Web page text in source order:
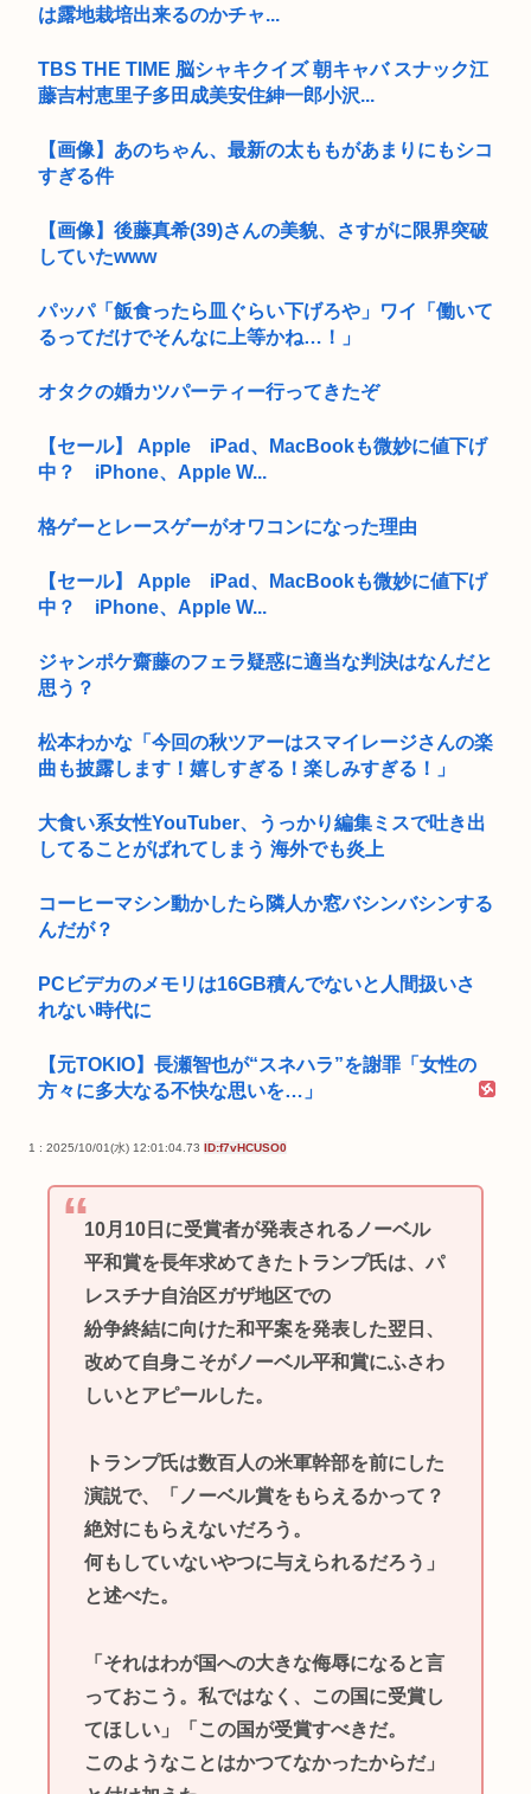
は露地栽培出来るのかチャ...
TBS THE TIME 脳シャキクイズ 朝キャバ スナック江
藤吉村恵里子多田成美安住紳一郎小沢...
【画像】あのちゃん、最新の太ももがあまりにもシコ
すぎる件
【画像】後藤真希(39)さんの美貌、さすがに限界突破
していたwww
パッパ「飯食ったら皿ぐらい下げろや」ワイ「働いて
るってだけでそんなに上等かね…！」
オタクの婚カツパーティー行ってきたぞ
【セール】 Apple iPad、MacBookも微妙に値下げ
中？ iPhone、Apple W...
格ゲーとレースゲーがオワコンになった理由
【セール】 Apple iPad、MacBookも微妙に値下げ
中？ iPhone、Apple W...
ジャンポケ齋藤のフェラ疑惑に適当な判決はなんだと
思う？
松本わかな「今回の秋ツアーはスマイレージさんの楽
曲も披露します！嬉しすぎる！楽しみすぎる！」
大食い系女性YouTuber、うっかり編集ミスで吐き出
してることがばれてしまう 海外でも炎上
コーヒーマシン動かしたら隣人か窓バシンバシンする
んだが？
PCビデカのメモリは16GB積んでないと人間扱いさ
れない時代に
【元TOKIO】長瀬智也が“スネハラ”を謝罪「女性の
方々に多大なる不快な思いを…」
1 : 2025/10/01(水) 12:01:04.73 ID:f7vHCUSO0
10月10日に受賞者が発表されるノーベル
平和賞を長年求めてきたトランプ氏は、パ
レスチナ自治区ガザ地区での
紛争終結に向けた和平案を発表した翌日、
改めて自身こそがノーベル平和賞にふさわ
しいとアピールした。
トランプ氏は数百人の米軍幹部を前にした
演説で、「ノーベル賞をもらえるかって？
絶対にもらえないだろう。
何もしていないやつに与えられるだろう」
と述べた。
「それはわが国への大きな侮辱になると言
っておこう。私ではなく、この国に受賞し
てほしい」「この国が受賞すべきだ。
このようなことはかつてなかったからだ」